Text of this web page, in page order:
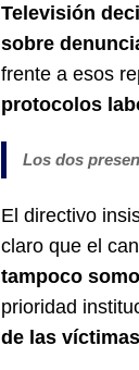
Televisión
sobre
frente a esos
protocolos
Los dos
El directivo
claro que el
tampoco
prioridad
de las